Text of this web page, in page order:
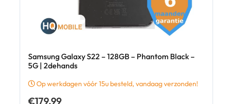
Samsung Galaxy S22 – 128GB – Phantom Black –
5G | 2dehands
Op werkdagen vóór 15u besteld, vandaag verzonden!
€179,99